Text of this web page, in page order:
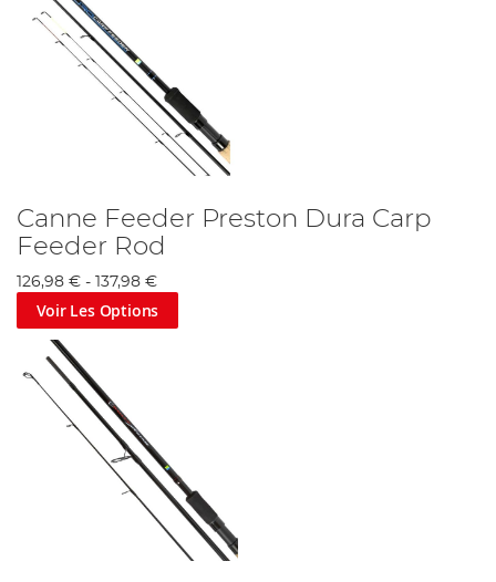
Canne Feeder Preston Dura Carp
Feeder Rod
126,98 € - 137,98 €
Voir Les Options